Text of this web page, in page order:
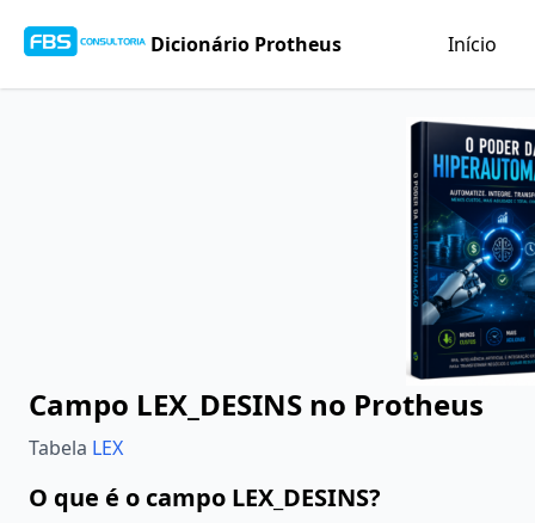
Dicionário Protheus Início
Campo LEX_DESINS no Protheus
Tabela LEX
O que é o campo LEX_DESINS?